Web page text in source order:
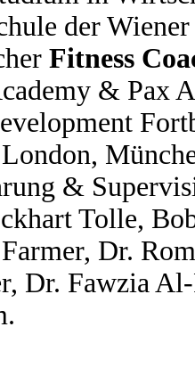
der
Fitness
& Pax
&
Tolle,
Dr.
Dr. Fawzia